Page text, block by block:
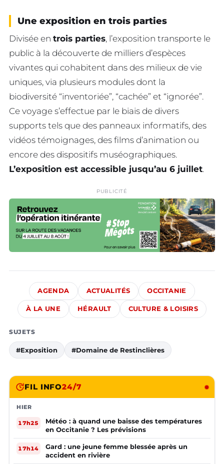
Une exposition en trois parties
Divisée en trois parties, l’exposition transporte le
public à la découverte de milliers d’espèces
vivantes qui cohabitent dans des milieux de vie
uniques, via plusieurs modules dont la
biodiversité “inventoriée”, “cachée” et “ignorée”.
Ce voyage s’effectue par le biais de divers
supports tels que des panneaux informatifs, des
vidéos témoignages, des films d’animation ou
encore des dispositifs muséographiques.
L’exposition est accessible jusqu’au 6 juillet.
PUBLICITÉ
AGENDA ACTUALITÉS OCCITANIE
À LA UNE HÉRAULT CULTURE & LOISIRS
SUJETS
#Exposition #Domaine de Restinclières
FIL INFO24/7
HIER
17h25
Météo : à quand une baisse des températures
en Occitanie ? Les prévisions
17h14
Gard : une jeune femme blessée après un
accident en rivière